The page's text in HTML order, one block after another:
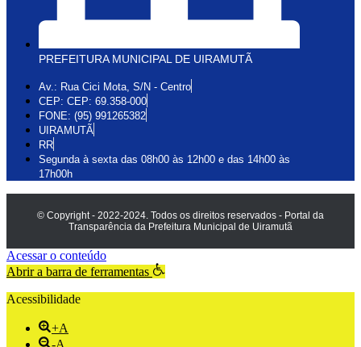
PREFEITURA MUNICIPAL DE UIRAMUTÃ
Av.: Rua Cici Mota, S/N - Centro
CEP: CEP: 69.358-000
FONE: (95) 991265382
UIRAMUTÃ
RR
Segunda à sexta das 08h00 às 12h00 e das 14h00 às
17h00h
© Copyright - 2022-2024. Todos os direitos reservados - Portal da
Transparência da Prefeitura Municipal de Uiramutã
Acessar o conteúdo
Abrir a barra de ferramentas
Acessibilidade
+A
-A